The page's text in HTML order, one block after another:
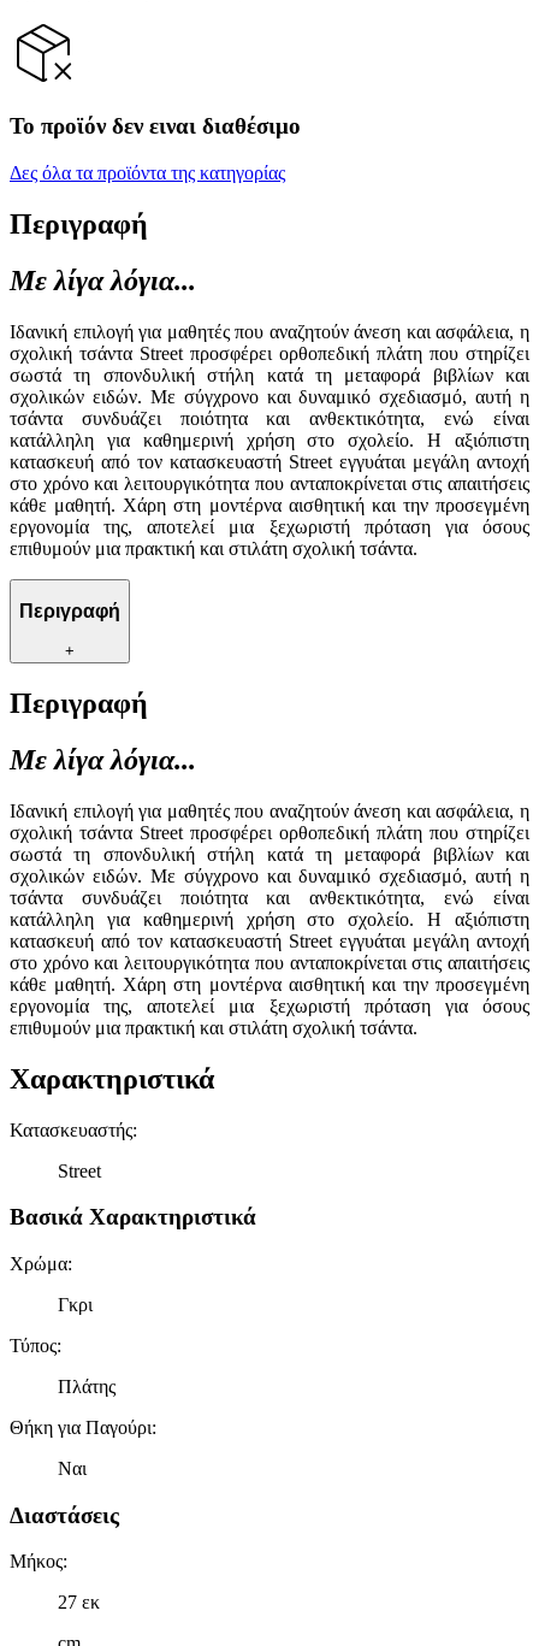
Το προϊόν δεν ειναι διαθέσιμο
Δες όλα τα προϊόντα της κατηγορίας
Περιγραφή
Με λίγα λόγια...
Ιδανική επιλογή για μαθητές που αναζητούν άνεση και ασφάλεια, η
σχολική τσάντα Street προσφέρει ορθοπεδική πλάτη που στηρίζει
σωστά τη σπονδυλική στήλη κατά τη μεταφορά βιβλίων και
σχολικών ειδών. Με σύγχρονο και δυναμικό σχεδιασμό, αυτή η
τσάντα συνδυάζει ποιότητα και ανθεκτικότητα, ενώ είναι
κατάλληλη για καθημερινή χρήση στο σχολείο. Η αξιόπιστη
κατασκευή από τον κατασκευαστή Street εγγυάται μεγάλη αντοχή
στο χρόνο και λειτουργικότητα που ανταποκρίνεται στις απαιτήσεις
κάθε μαθητή. Χάρη στη μοντέρνα αισθητική και την προσεγμένη
εργονομία της, αποτελεί μια ξεχωριστή πρόταση για όσους
επιθυμούν μια πρακτική και στιλάτη σχολική τσάντα.
Περιγραφή
+
Περιγραφή
Με λίγα λόγια...
Ιδανική επιλογή για μαθητές που αναζητούν άνεση και ασφάλεια, η
σχολική τσάντα Street προσφέρει ορθοπεδική πλάτη που στηρίζει
σωστά τη σπονδυλική στήλη κατά τη μεταφορά βιβλίων και
σχολικών ειδών. Με σύγχρονο και δυναμικό σχεδιασμό, αυτή η
τσάντα συνδυάζει ποιότητα και ανθεκτικότητα, ενώ είναι
κατάλληλη για καθημερινή χρήση στο σχολείο. Η αξιόπιστη
κατασκευή από τον κατασκευαστή Street εγγυάται μεγάλη αντοχή
στο χρόνο και λειτουργικότητα που ανταποκρίνεται στις απαιτήσεις
κάθε μαθητή. Χάρη στη μοντέρνα αισθητική και την προσεγμένη
εργονομία της, αποτελεί μια ξεχωριστή πρόταση για όσους
επιθυμούν μια πρακτική και στιλάτη σχολική τσάντα.
Χαρακτηριστικά
Κατασκευαστής:
Street
Βασικά Χαρακτηριστικά
Χρώμα:
Γκρι
Τύπος:
Πλάτης
Θήκη για Παγούρι:
Ναι
Διαστάσεις
Μήκος:
27 εκ